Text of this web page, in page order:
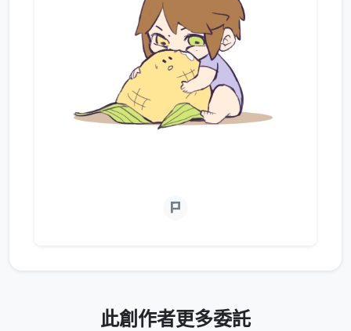
此創作者更多委託